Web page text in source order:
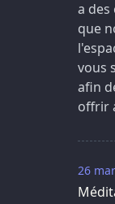
a des
que
vous
afin
offrir
26